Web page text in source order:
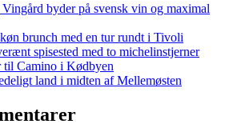
byder på svensk vin og maximal
brunch med en tur rundt i Tivoli
spisested med to michelinstjerner
til Camino i Kødbyen
land i midten af Mellemøsten